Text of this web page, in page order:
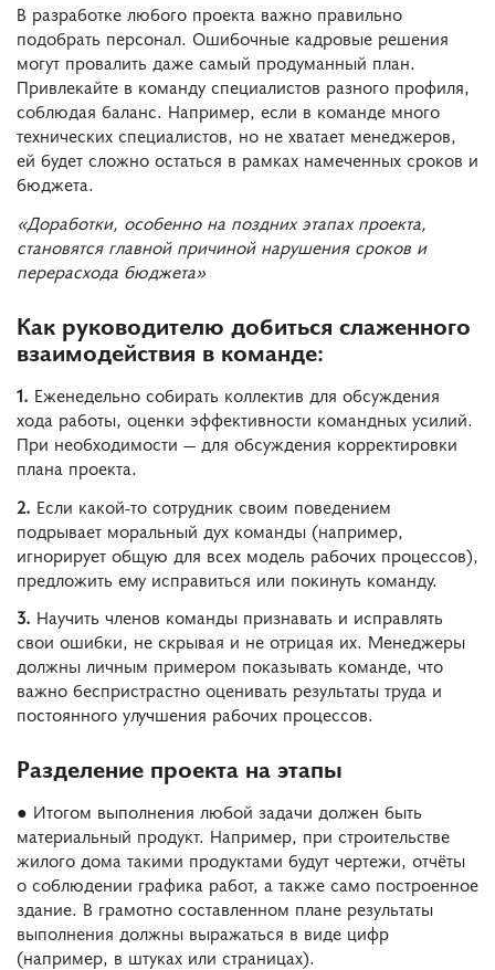
В разработке любого проекта важно правильно
подобрать персонал. Ошибочные кадровые решения
могут провалить даже самый продуманный план.
Привлекайте в команду специалистов разного профиля,
соблюдая баланс. Например, если в команде много
технических специалистов, но не хватает менеджеров,
ей будет сложно остаться в рамках намеченных сроков и
бюджета.
«Доработки, особенно на поздних этапах проекта,
становятся главной причиной нарушения сроков и
перерасхода бюджета»
Как руководителю добиться слаженного
взаимодействия в команде:
1. Еженедельно собирать коллектив для обсуждения
хода работы, оценки эффективности командных усилий.
При необходимости — для обсуждения корректировки
плана проекта.
2. Если какой-то сотрудник своим поведением
подрывает моральный дух команды (например,
игнорирует общую для всех модель рабочих процессов),
предложить ему исправиться или покинуть команду.
3. Научить членов команды признавать и исправлять
свои ошибки, не скрывая и не отрицая их. Менеджеры
должны личным примером показывать команде, что
важно беспристрастно оценивать результаты труда и
постоянного улучшения рабочих процессов.
Разделение проекта на этапы
● Итогом выполнения любой задачи должен быть
материальный продукт. Например, при строительстве
жилого дома такими продуктами будут чертежи, отчёты
о соблюдении графика работ, а также само построенное
здание. В грамотно составленном плане результаты
выполнения должны выражаться в виде цифр
(например, в штуках или страницах).